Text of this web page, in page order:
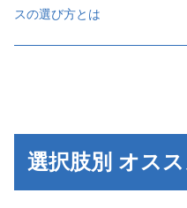
スの選び方とは
選択肢別 オス